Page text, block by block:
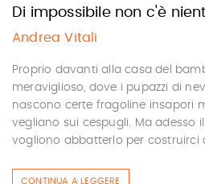
Di impossibile non c'è
Andrea Vitali
Proprio davanti alla casa del
meraviglioso, dove i pupazzi di
nascono certe fragoline insapori
vegliano sui cespugli. Ma adesso
vogliono abbatterlo per costruirci
CONTINUA A LEGGERE